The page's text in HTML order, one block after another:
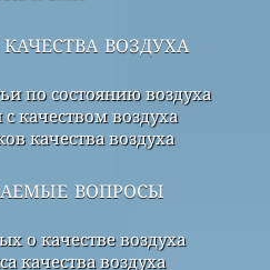
воздуха
по состоянию воздуха
качеством воздуха
качества воздуха
вопросы
о качестве воздуха
качества воздуха